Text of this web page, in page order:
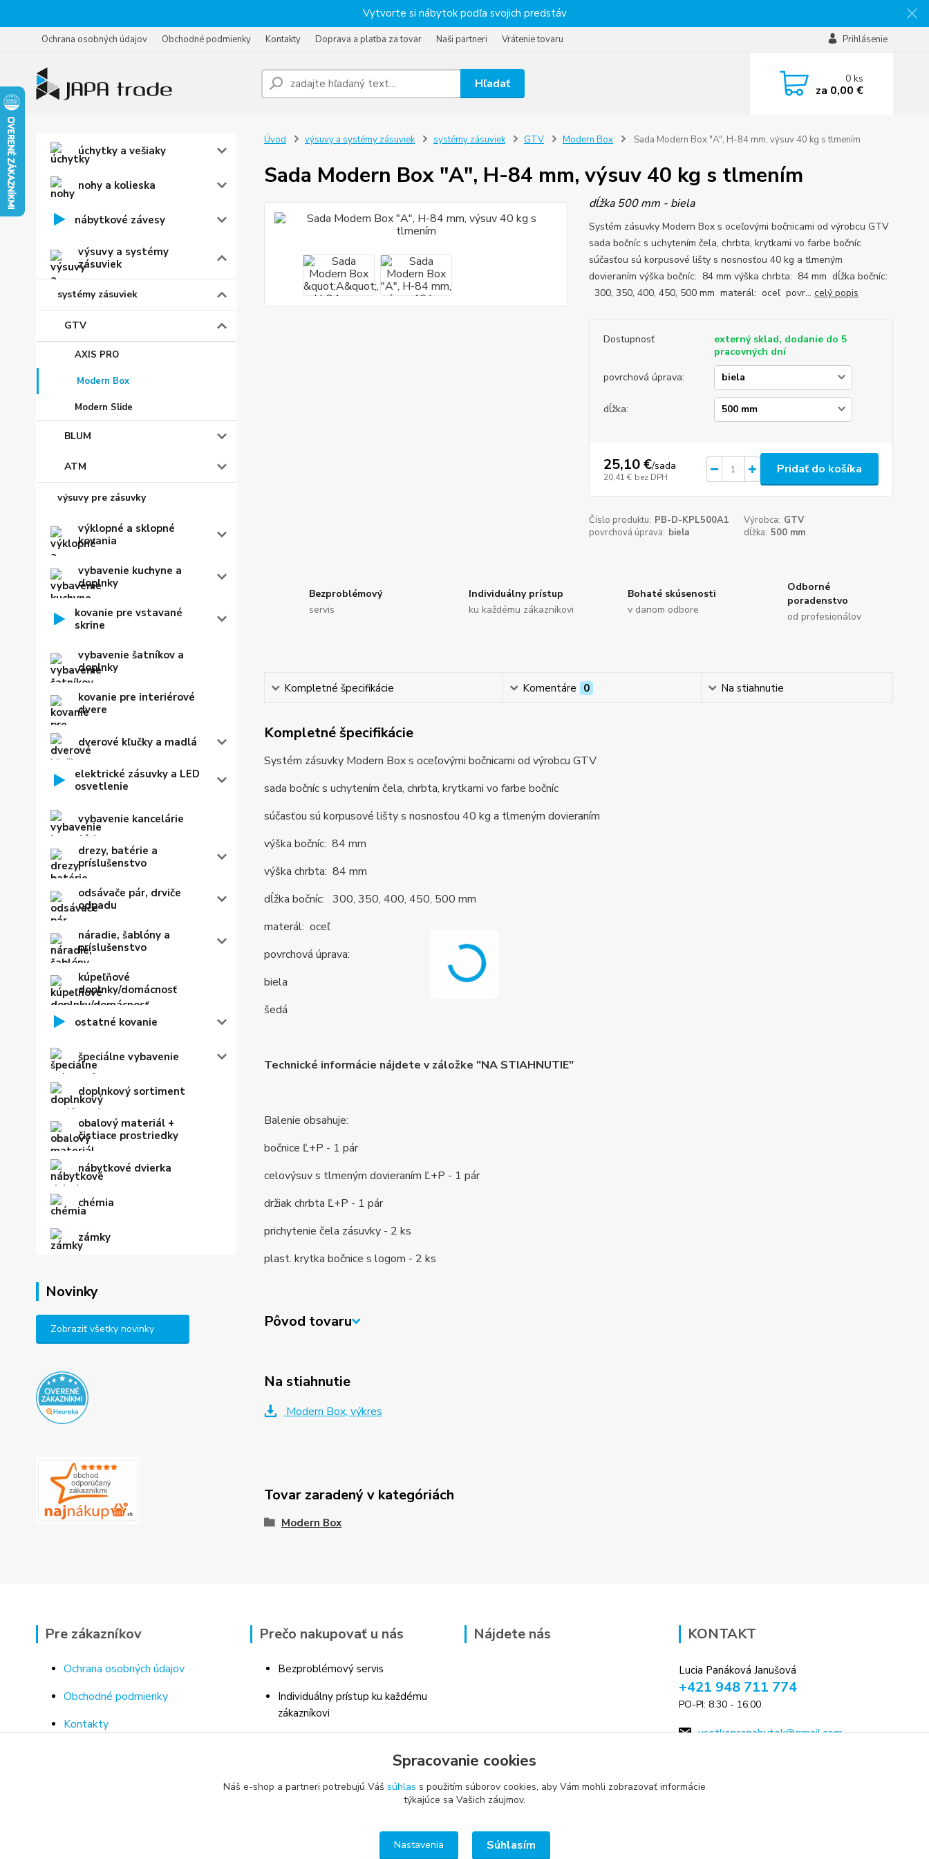
Vytvorte si nábytok podľa svojich predstáv
Ochrana osobných údajov Obchodné podmienky Kontakty Doprava a platba za tovar Naši partneri Vrátenie tovaru Prihlásenie
Hľadať 0ks
za 0,00 €
úchytky a vešiaky
nohy a kolieska
nábytkové závesy
výsuvy a systémy
zásuviek
systémy zásuviek
GTV
AXIS PRO
Modern Box
Modern Slide
BLUM
ATM
výsuvy pre zásuvky
výklopné a sklopné
kovania
vybavenie kuchyne a
doplnky
kovanie pre vstavané
skrine
vybavenie šatníkov a
doplnky
kovanie pre interiérové
dvere
dverové kľučky a madlá
elektrické zásuvky a LED
osvetlenie
vybavenie kancelárie
drezy, batérie a
príslušenstvo
odsávače pár, drviče
odpadu
náradie, šablóny a
príslušenstvo
kúpeľňové
doplnky/domácnosť
ostatné kovanie
špeciálne vybavenie
doplnkový sortiment
obalový materiál +
čistiace prostriedky
nábytkové dvierka
chémia
zámky
Novinky
Zobraziť všetky novinky
Úvod výsuvy a systémy zásuviek systémy zásuviek GTV Modern Box Sada Modern Box "A", H-84 mm, výsuv 40 kg s tlmením
Sada Modern Box "A", H-84 mm, výsuv 40 kg s tlmením
dĺžka 500 mm - biela
Systém zásuvky Modern Box s oceľovými bočnicami od výrobcu GTV
sada bočníc s uchytením čela, chrbta, krytkami vo farbe bočníc
súčasťou sú korpusové lišty s nosnosťou 40 kg a tlmeným
dovieraním výška bočníc: 84 mm výška chrbta: 84 mm dĺžka bočníc:
300, 350, 400, 450, 500 mm materál: oceľ povr... celý popis
Dostupnosť
externý sklad, dodanie do 5
pracovných dní
povrchová úprava:
dĺžka:
25,10 €/sada
20,41 € bez DPH
Pridať do košíka
Číslo produktu: PB-D-KPL500A1 Výrobca: GTV
povrchová úprava: biela dĺžka: 500 mm
Bezproblémový
servis
Individuálny prístup
ku každému zákazníkovi
Bohaté skúsenosti
v danom odbore
Odborné
poradenstvo
od profesionálov
Kompletné špecifikácie Komentáre 0 Na stiahnutie
Kompletné špecifikácie
Systém zásuvky Modern Box s oceľovými bočnicami od výrobcu GTV
sada bočníc s uchytením čela, chrbta, krytkami vo farbe bočníc
súčasťou sú korpusové lišty s nosnosťou 40 kg a tlmeným dovieraním
výška bočníc: 84 mm
výška chrbta: 84 mm
dĺžka bočníc: 300, 350, 400, 450, 500 mm
materál: oceľ
povrchová úprava:
biela
šedá
Technické informácie nájdete v záložke "NA STIAHNUTIE"
Balenie obsahuje:
bočnice Ľ+P - 1 pár
celovýsuv s tlmeným dovieraním Ľ+P - 1 pár
držiak chrbta Ľ+P - 1 pár
prichytenie čela zásuvky - 2 ks
plast. krytka bočnice s logom - 2 ks
Pôvod tovaru
Na stiahnutie
Modern Box, výkres
Tovar zaradený v kategóriách
Modern Box
Pre zákazníkov
Ochrana osobných údajov
Obchodné podmienky
Kontakty
Prečo nakupovať u nás
Bezproblémový servis
Individuálny prístup ku každému
zákazníkovi
poradenstvo
Nájdete nás KONTAKT
Lucia Panáková Janušová
+421 948 711 774
PO-PI: 8:30 - 16:00
vsetkoprenabytok@gmail.com
Spracovanie cookies
Náš e-shop a partneri potrebujú Váš súhlas s použitím súborov cookies, aby Vám mohli zobrazovať informácie
týkajúce sa Vašich záujmov.
Nastavenia Súhlasím